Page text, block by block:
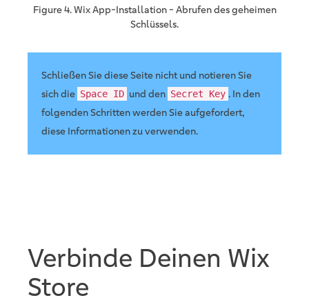
Figure 4. Wix App-Installation - Abrufen des geheimen
Schlüssels.
Schließen Sie diese Seite nicht und notieren Sie
sich die Space ID und den Secret Key . In den
folgenden Schritten werden Sie aufgefordert,
diese Informationen zu verwenden.
Verbinde Deinen Wix
Store